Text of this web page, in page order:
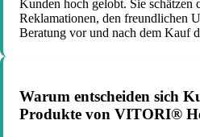
Kunden hoch gelobt. Sie
Reklamationen, den freundlichen
Beratung vor und nach dem Kauf
Warum entscheiden sich
Produkte von VITORI®